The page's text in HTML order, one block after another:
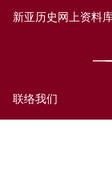
新亚历史网上资料
联络我们